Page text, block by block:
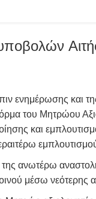
ενημέρωσης και
του Μητρώου
και
της ανωτέρω
μέσω νεότερης